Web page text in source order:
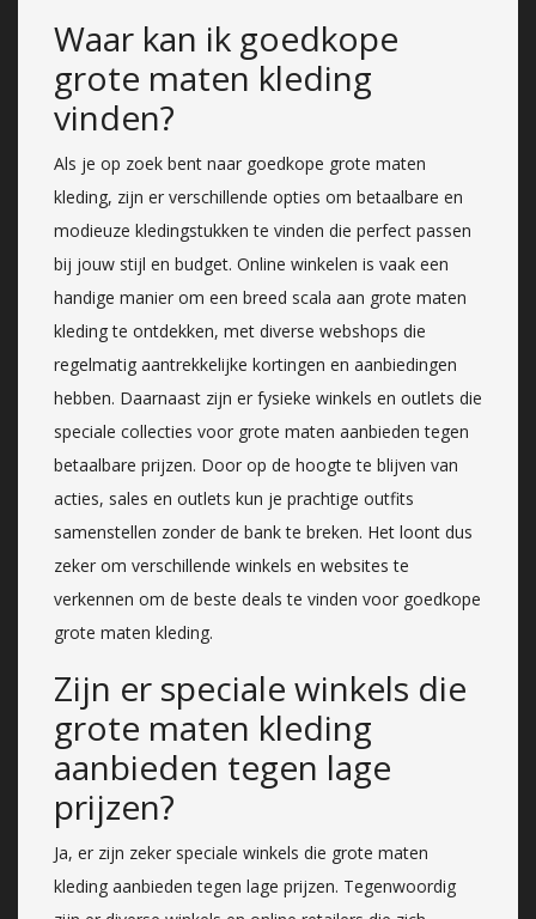
Waar kan ik goedkope
grote maten kleding
vinden?
Als je op zoek bent naar goedkope grote maten
kleding, zijn er verschillende opties om betaalbare en
modieuze kledingstukken te vinden die perfect passen
bij jouw stijl en budget. Online winkelen is vaak een
handige manier om een breed scala aan grote maten
kleding te ontdekken, met diverse webshops die
regelmatig aantrekkelijke kortingen en aanbiedingen
hebben. Daarnaast zijn er fysieke winkels en outlets die
speciale collecties voor grote maten aanbieden tegen
betaalbare prijzen. Door op de hoogte te blijven van
acties, sales en outlets kun je prachtige outfits
samenstellen zonder de bank te breken. Het loont dus
zeker om verschillende winkels en websites te
verkennen om de beste deals te vinden voor goedkope
grote maten kleding.
Zijn er speciale winkels die
grote maten kleding
aanbieden tegen lage
prijzen?
Ja, er zijn zeker speciale winkels die grote maten
kleding aanbieden tegen lage prijzen. Tegenwoordig